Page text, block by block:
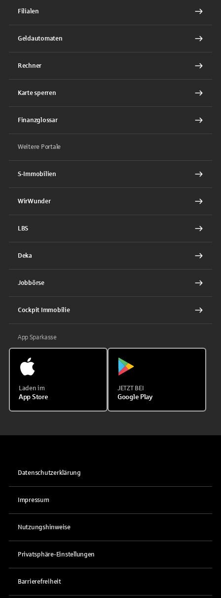
Filialen
Geldautomaten
Rechner
Karte sperren
Finanzglossar
Weitere Portale
S-Immobilien
WirWunder
LBS
Deka
Jobbörse
Cockpit Immobilie
App Sparkasse
Laden im
App Store
JETZT BEI
Google Play
Datenschutzerklärung
Impressum
Nutzungshinweise
Privatsphäre-Einstellungen
Barrierefreiheit